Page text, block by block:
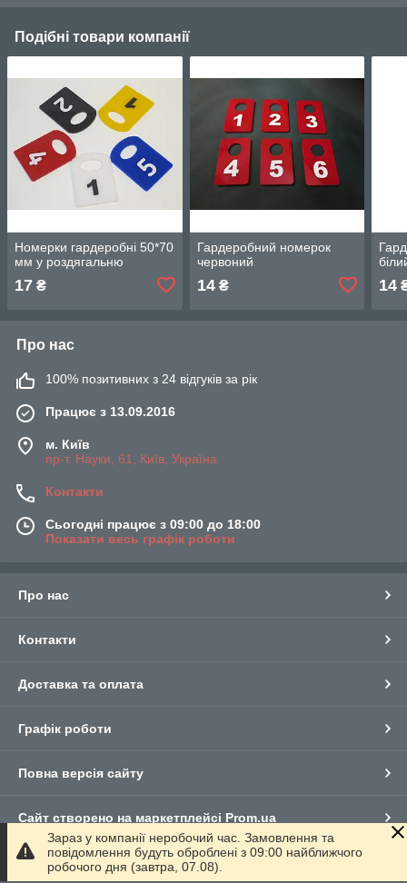
Подібні товари компанії
Номерки гардеробні 50*70
мм у роздягальню
17 ₴
Гардеробний номерок
червоний
14₴ 14
Про нас
100% позитивних з 24 відгуків за рік
Працює з 13.09.2016
м. Київ
пр-т. Науки, 61, Київ, Україна
Контакти
Сьогодні працює з 09:00 до 18:00
Показати весь графік роботи
Про нас
Контакти
Доставка та оплата
Графік роботи
Повна версія сайту
Сайт створено на маркетплейсі Prom.ua
Політика конфіденційності
Зараз у компанії неробочий час. Замовлення та
повідомлення будуть оброблені з 09:00 найближчого
робочого дня (завтра, 07.08).